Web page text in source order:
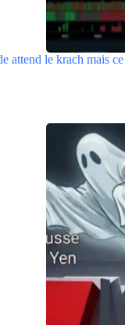
attend le krach mais